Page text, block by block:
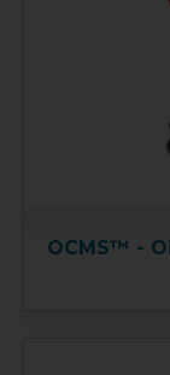
OCMS™ -